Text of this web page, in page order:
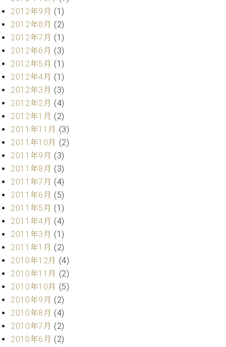
Musikgasse（音
楽の小道）
2012年9月 (1)
2012年8月 (2)
2012年7月 (1)
2012年6月 (3)
2012年5月 (1)
2012年4月 (1)
2012年3月 (3)
2012年2月 (4)
2012年1月 (2)
2011年11月 (3)
2011年10月 (2)
2011年9月 (3)
2011年8月 (3)
2011年7月 (4)
2011年6月 (5)
2011年5月 (1)
2011年4月 (4)
2011年3月 (1)
2011年1月 (2)
2010年12月 (4)
2010年11月 (2)
2010年10月 (5)
2010年9月 (2)
2010年8月 (4)
2010年7月 (2)
2010年6月 (2)